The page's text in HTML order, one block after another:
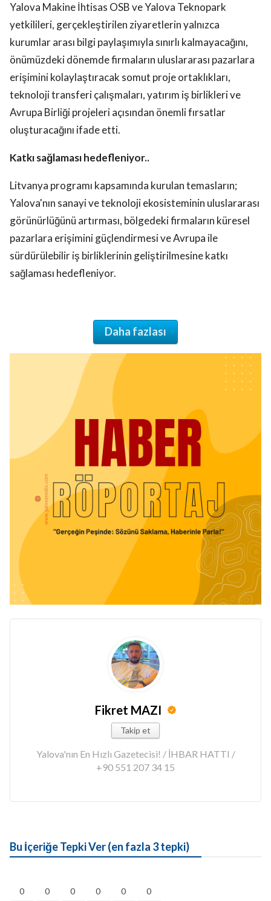
Yalova Makine İhtisas OSB ve Yalova Teknopark
yetkilileri, gerçekleştirilen ziyaretlerin yalnızca
kurumlar arası bilgi paylaşımıyla sınırlı kalmayacağını,
önümüzdeki dönemde firmaların uluslararası pazarlara
erişimini kolaylaştıracak somut proje ortaklıkları,
teknoloji transferi çalışmaları, yatırım iş birlikleri ve
Avrupa Birliği projeleri açısından önemli fırsatlar
oluşturacağını ifade etti.
Katkı sağlaması hedefleniyor..
Litvanya programı kapsamında kurulan temasların;
Yalova'nın sanayi ve teknoloji ekosisteminin uluslararası
görünürlüğünü artırması, bölgedeki firmaların küresel
pazarlara erişimini güçlendirmesi ve Avrupa ile
sürdürülebilir iş birliklerinin geliştirilmesine katkı
sağlaması hedefleniyor.
Daha fazlası
Fikret MAZI
Takip et
Yalova'nın En Hızlı Gazetecisi! / İHBAR HATTI /
+90 551 207 34 15
Bu İçeriğe Tepki Ver (en fazla 3 tepki)
0 0 0 0 0 0